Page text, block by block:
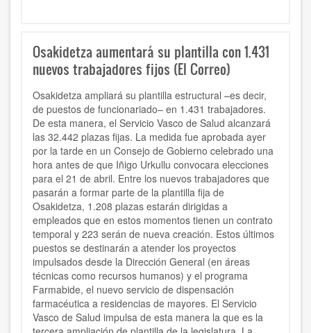
Osakidetza aumentará su plantilla con 1.431
nuevos trabajadores fijos (El Correo)
Osakidetza ampliará su plantilla estructural –es decir,
de puestos de funcionariado– en 1.431 trabajadores.
De esta manera, el Servicio Vasco de Salud alcanzará
las 32.442 plazas fijas. La medida fue aprobada ayer
por la tarde en un Consejo de Gobierno celebrado una
hora antes de que Iñigo Urkullu convocara elecciones
para el 21 de abril. Entre los nuevos trabajadores que
pasarán a formar parte de la plantilla fija de
Osakidetza, 1.208 plazas estarán dirigidas a
empleados que en estos momentos tienen un contrato
temporal y 223 serán de nueva creación. Estos últimos
puestos se destinarán a atender los proyectos
impulsados desde la Dirección General (en áreas
técnicas como recursos humanos) y el programa
Farmabide, el nuevo servicio de dispensación
farmacéutica a residencias de mayores. El Servicio
Vasco de Salud impulsa de esta manera la que es la